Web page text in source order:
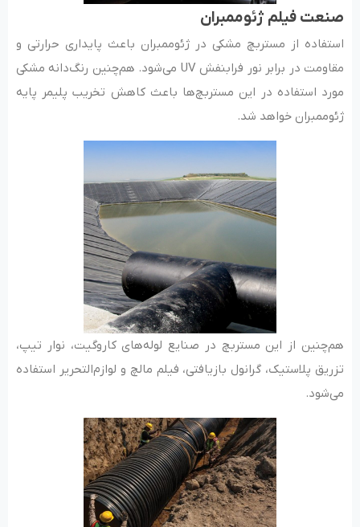
صنعت فیلم ژئوممبران
استفاده از مستربچ مشکی در ژئوممبران‌ باعث پایداری حرارتی و
مقاومت در برابر نور فرابنفش UV می‌شود. هم‌چنین رنگ‌دانه مشکی
مورد استفاده در این مستربچ‌ها باعث کاهش تخریب پلیمر پایه
ژئوممبران‌ خواهد شد.
هم‌چنین از این مستربچ در صنایع لوله‌های کاروگیت، نوار تیپ،
تزریق پلاستیک، گرانول بازیافتی، فیلم مالچ و لوازم‌التحریر استفاده
می‌شود.